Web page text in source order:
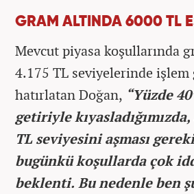
GRAM ALTINDA 6000 TL
Mevcut piyasa koşullarında
4.175 TL seviyelerinde
hatırlatan Doğan, “Yüzde
getiriyle
TL seviyesini aşması
bugünkü koşullarda çok
beklenti. Bu nedenle ben